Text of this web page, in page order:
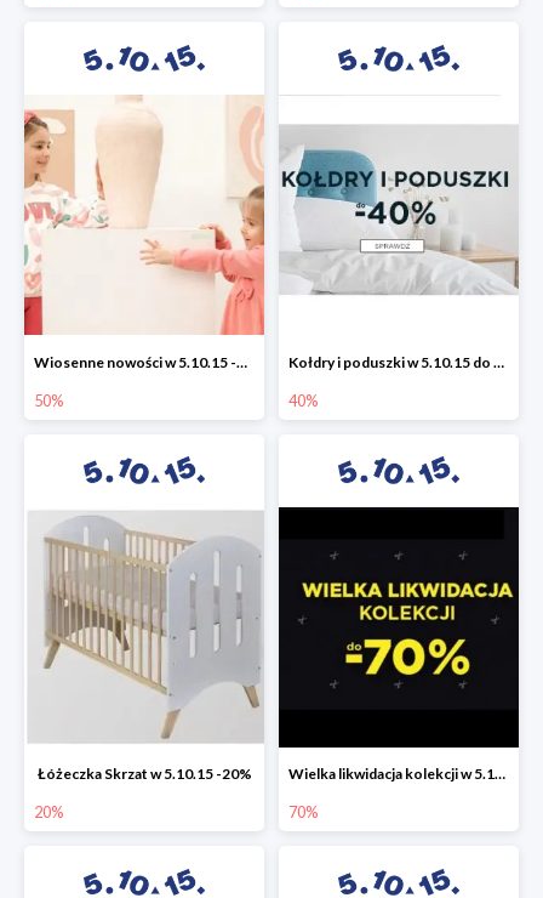
Wiosenne nowości w 5.10.15 -50%
50%
Kołdry i poduszki w 5.10.15 do -40%
40%
Łóżeczka Skrzat w 5.10.15 -20%
20%
Wielka likwidacja kolekcji w 5.10.15 do -70%
70%